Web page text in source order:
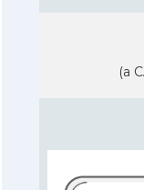
(a